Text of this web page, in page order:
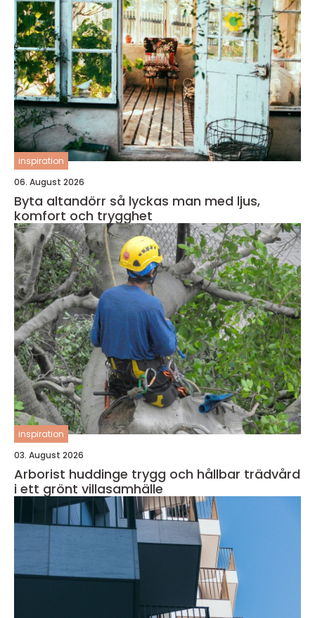
inspiration
06. August 2026
Byta altandörr så lyckas man med ljus,
komfort och trygghet
inspiration
03. August 2026
Arborist huddinge trygg och hållbar trädvård
i ett grönt villasamhälle